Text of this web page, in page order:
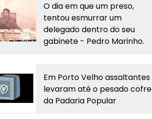
O dia em que um preso,
tentou esmurrar um
delegado dentro do seu
gabinete - Pedro Marinho.
Em Porto Velho assaltantes
levaram até o pesado cofre
da Padaria Popular